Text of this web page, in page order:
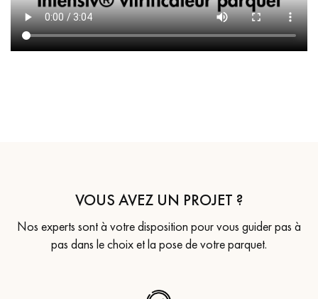
VOUS AVEZ UN PROJET ?
Nos experts sont à votre disposition pour vous guider pas à
pas dans le choix et la pose de votre parquet.